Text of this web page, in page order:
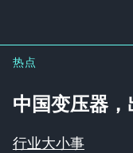
热点
中国变压器，
行业大小事